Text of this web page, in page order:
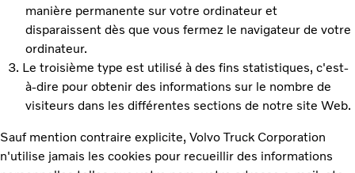
manière permanente sur votre ordinateur et
disparaissent dès que vous fermez le navigateur de votre
ordinateur.
Le troisième type est utilisé à des fins statistiques, c'est-
à-dire pour obtenir des informations sur le nombre de
visiteurs dans les différentes sections de notre site Web.
Sauf mention contraire explicite, Volvo Truck Corporation
n'utilise jamais les cookies pour recueillir des informations